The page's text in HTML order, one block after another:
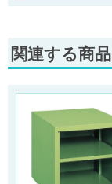
関連する商品